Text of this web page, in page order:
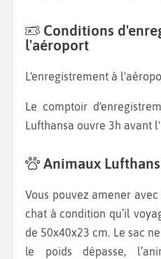
Conditions
l'aéroport
L'enregistrement à
Le comptoir d'enregistrement et de dépôt bagage
Lufthansa ouvre 3h avant
Animaux
Vous pouvez amener avec vous votre chien ou votre
chat à condition qu’il
de 50x40x23 cm. Le sac
le poids dépasse,